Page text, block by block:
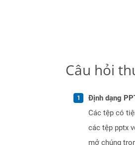
Câu hỏi
Định dạng
Các tệp có
các tệp pptx
mở chúng